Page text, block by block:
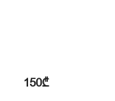
150₾